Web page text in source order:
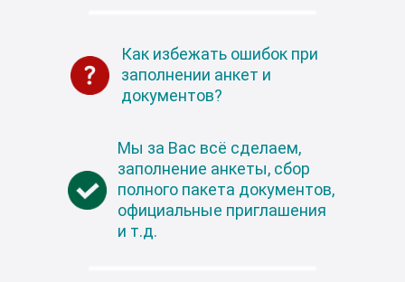
Как избежать ошибок при
заполнении анкет и
документов?
Мы за Вас всё сделаем,
заполнение анкеты, сбор
полного пакета документов,
официальные приглашения
и т.д.